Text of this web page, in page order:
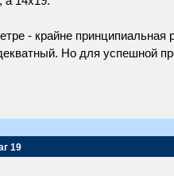
- крайне принципиальная
Но для успешной
19